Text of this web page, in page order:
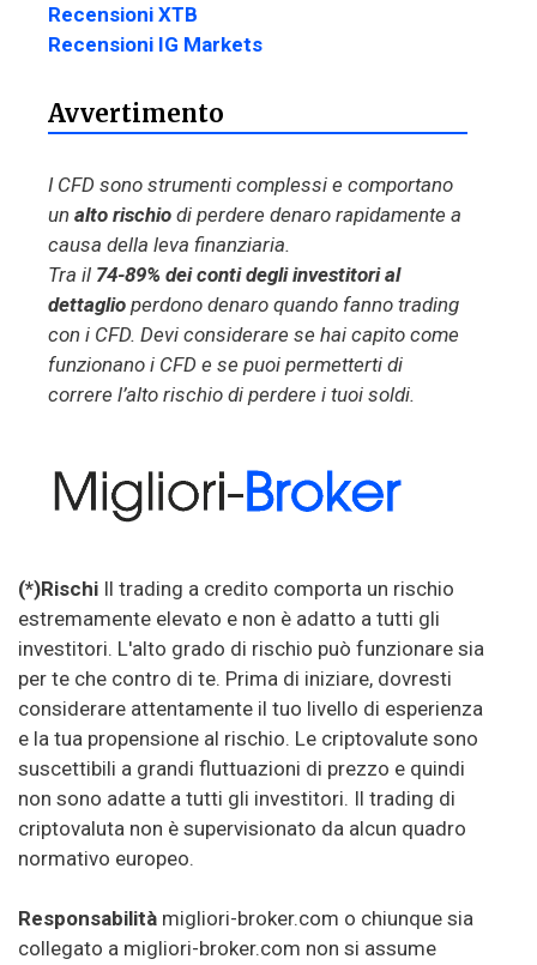
Recensioni XTB
Recensioni IG Markets
Avvertimento
I CFD sono strumenti complessi e comportano
un alto rischio di perdere denaro rapidamente a
causa della leva finanziaria.
Tra il 74-89% dei conti degli investitori al
dettaglio perdono denaro quando fanno trading
con i CFD. Devi considerare se hai capito come
funzionano i CFD e se puoi permetterti di
correre l’alto rischio di perdere i tuoi soldi.
(*)Rischi Il trading a credito comporta un rischio
estremamente elevato e non è adatto a tutti gli
investitori. L'alto grado di rischio può funzionare sia
per te che contro di te. Prima di iniziare, dovresti
considerare attentamente il tuo livello di esperienza
e la tua propensione al rischio. Le criptovalute sono
suscettibili a grandi fluttuazioni di prezzo e quindi
non sono adatte a tutti gli investitori. Il trading di
criptovaluta non è supervisionato da alcun quadro
normativo europeo.
Responsabilità migliori-broker.com o chiunque sia
collegato a migliori-broker.com non si assume